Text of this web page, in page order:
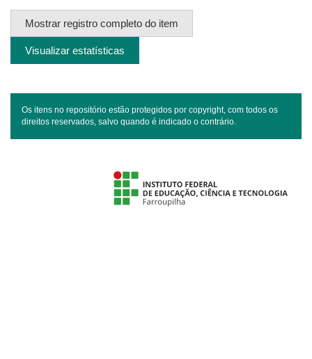
Mostrar registro completo do item
Visualizar estatísticas
Os itens no repositório estão protegidos por copyright, com todos os
direitos reservados, salvo quando é indicado o contrário.